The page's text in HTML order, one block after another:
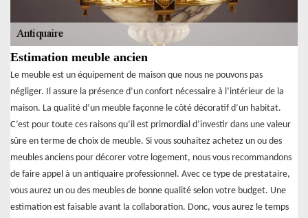
Estimation meuble ancien
Le meuble est un équipement de maison que nous ne pouvons pas
négliger. Il assure la présence d’un confort nécessaire à l’intérieur de la
maison. La qualité d’un meuble façonne le côté décoratif d’un habitat.
C’est pour toute ces raisons qu’il est primordial d’investir dans une valeur
sûre en terme de choix de meuble. Si vous souhaitez achetez un ou des
meubles anciens pour décorer votre logement, nous vous recommandons
de faire appel à un antiquaire professionnel. Avec ce type de prestataire,
vous aurez un ou des meubles de bonne qualité selon votre budget. Une
estimation est faisable avant la collaboration. Donc, vous aurez le temps